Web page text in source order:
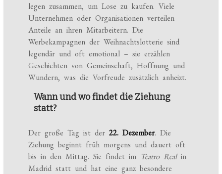
legen zusammen, um Lose zu kaufen. Viele
Unternehmen oder Organisationen verteilen
Anteile an ihren Mitarbeitern. Die
Werbekampagnen der Weihnachtslotterie sind
legendär und oft emotional – sie erzählen
Geschichten von Gemeinschaft, Hoffnung und
Wundern, was die Vorfreude zusätzlich anheizt.
Wann und wo findet die Ziehung
statt?
Der große Tag ist der22. Dezember. Die
Ziehung beginnt früh morgens und dauert oft
bis in den Mittag. Sie findet im Teatro Realin
Madrid statt und hat eine ganz besondere